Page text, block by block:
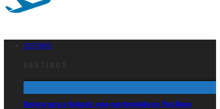
DESTINOS
Emigrar para a Holanda: uma oportunidade no País Baixo